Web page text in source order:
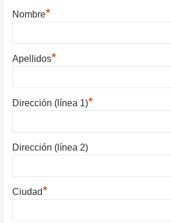
Nombre*
Apellidos*
Dirección (línea 1)*
Dirección (línea 2)
Ciudad*